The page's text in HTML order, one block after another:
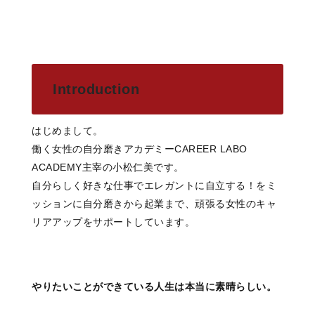
Introduction
はじめまして。
働く女性の自分磨きアカデミーCAREER LABO
ACADEMY主宰の小松仁美です。
自分らしく好きな仕事でエレガントに自立する！をミ
ッションに自分磨きから起業まで、頑張る女性のキャ
リアアップをサポートしています。
やりたいことができている人生は本当に素晴らしい。